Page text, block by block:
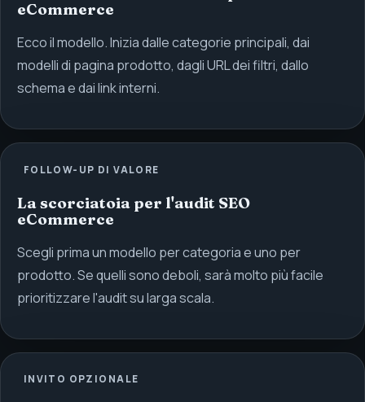
eCommerce
Ecco il modello. Inizia dalle categorie principali, dai
modelli di pagina prodotto, dagli URL dei filtri, dallo
schema e dai link interni.
FOLLOW-UP DI VALORE
La scorciatoia per l'audit SEO
eCommerce
Scegli prima un modello per categoria e uno per
prodotto. Se quelli sono deboli, sarà molto più facile
prioritizzare l'audit su larga scala.
INVITO OPZIONALE